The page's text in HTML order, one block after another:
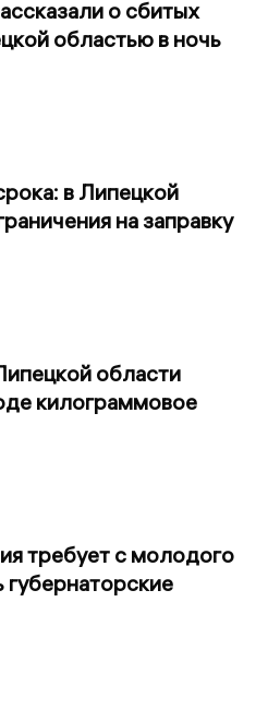
о сбитых
областью в ночь
в Липецкой
на заправку
области
килограммовое
требует с молодого
губернаторские